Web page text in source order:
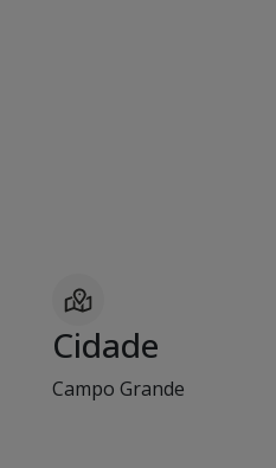
Cidade
Campo Grande